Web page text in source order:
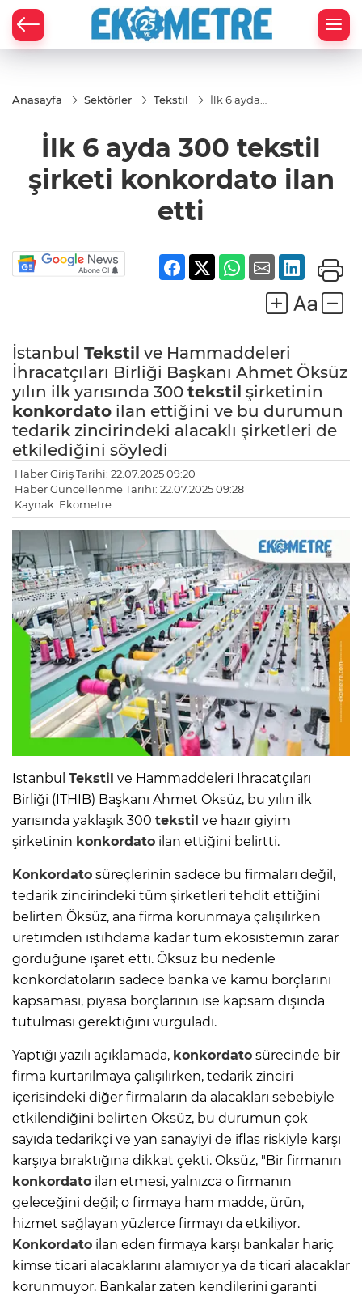
Anasayfa Sektörler Tekstil
İlk 6 ayda
konkordato
ilan etti
İlk 6 ayda 300 tekstil
şirketi konkordato ilan
etti
İstanbul Tekstil ve Hammaddeleri
İhracatçıları Birliği Başkanı Ahmet Öksüz
yılın ilk yarısında 300 tekstil şirketinin
konkordato ilan ettiğini ve bu durumun
tedarik zincirindeki alacaklı şirketleri de
etkilediğini söyledi
Haber Giriş Tarihi: 22.07.2025 09:20
Haber Güncellenme Tarihi: 22.07.2025 09:28
Kaynak: Ekometre
İstanbul Tekstil ve Hammaddeleri İhracatçıları
Birliği (İTHİB) Başkanı Ahmet Öksüz, bu yılın ilk
yarısında yaklaşık 300 tekstil ve hazır giyim
şirketinin konkordato ilan ettiğini belirtti.
Konkordato süreçlerinin sadece bu firmaları değil,
tedarik zincirindeki tüm şirketleri tehdit ettiğini
belirten Öksüz, ana firma korunmaya çalışılırken
üretimden istihdama kadar tüm ekosistemin zarar
gördüğüne işaret etti. Öksüz bu nedenle
konkordatoların sadece banka ve kamu borçlarını
kapsaması, piyasa borçlarının ise kapsam dışında
tutulması gerektiğini vurguladı.
Yaptığı yazılı açıklamada, konkordato sürecinde bir
firma kurtarılmaya çalışılırken, tedarik zinciri
içerisindeki diğer firmaların da alacakları sebebiyle
etkilendiğini belirten Öksüz, bu durumun çok
sayıda tedarikçi ve yan sanayiyi de iflas riskiyle karşı
karşıya bıraktığına dikkat çekti. Öksüz, "Bir firmanın
konkordato ilan etmesi, yalnızca o firmanın
geleceğini değil; o firmaya ham madde, ürün,
hizmet sağlayan yüzlerce firmayı da etkiliyor.
Konkordato ilan eden firmaya karşı bankalar hariç
kimse ticari alacaklarını alamıyor ya da ticari alacaklar
korunmuyor. Bankalar zaten kendilerini garanti